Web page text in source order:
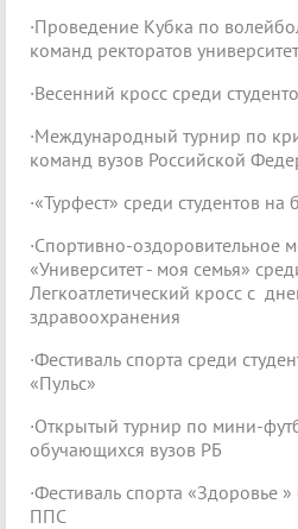
·Проведение Кубка по
команд ректоратов
·Весенний кросс среди
·Международный турнир по
команд вузов Российской
·«Турфест» среди студентов
·Спортивно-оздоровительное
«Университет - моя семья»
Легкоатлетический кросс с
здравоохранения
·Фестиваль спорта среди
«Пульс»
·Открытый турнир по мини-
обучающихся вузов РБ
·Фестиваль спорта «Здоровье
ППC